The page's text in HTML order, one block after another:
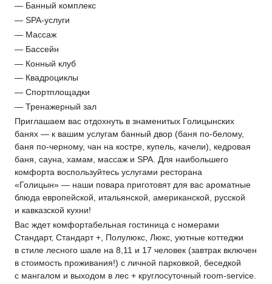
— Банный комплекс
— SPA-услуги
— Массаж
— Бассейн
— Конный клуб
— Квадроциклы
— Спортплощадки
— Тренажерный зал
Приглашаем вас отдохнуть в знаменитых Голицынских
банях — к вашим услугам банный двор (баня по-белому,
баня по-черному, чан на костре, купель, качели), кедровая
баня, сауна, хамам, массаж и SPA. Для наибольшего
комфорта воспользуйтесь услугами ресторана
«Голицын» — наши повара приготовят для вас ароматные
блюда европейской, итальянской, американской, русской
и кавказской кухни!
Вас ждет комфортабельная гостиница с номерами
Стандарт, Стандарт +, Полулюкс, Люкс, уютные коттеджи
в стиле лесного шале на 8,11 и 17 человек (завтрак включен
в стоимость проживания!) с личной парковкой, беседкой
с мангалом и выходом в лес + круглосуточный room-service.